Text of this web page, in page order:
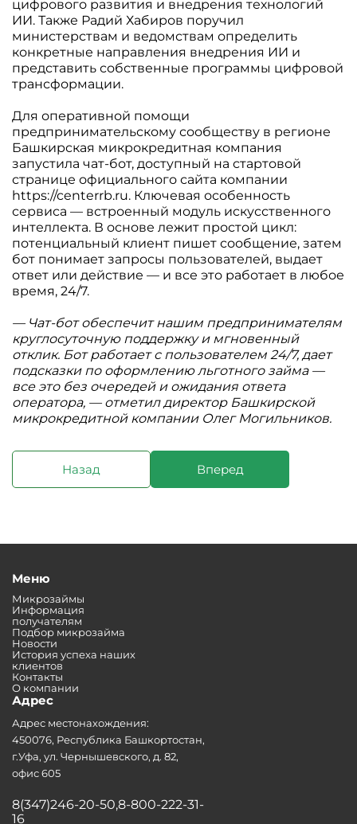
цифрового развития и внедрения технологий
ИИ. Также Радий Хабиров поручил
министерствам и ведомствам определить
конкретные направления внедрения ИИ и
представить собственные программы цифровой
трансформации.
Для оперативной помощи
предпринимательскому сообществу в регионе
Башкирская микрокредитная компания
запустила чат-бот, доступный на стартовой
странице официального сайта компании
https://centerrb.ru. Ключевая особенность
сервиса — встроенный модуль искусственного
интеллекта. В основе лежит простой цикл:
потенциальный клиент пишет сообщение, затем
бот понимает запросы пользователей, выдает
ответ или действие — и все это работает в любое
время, 24/7.
— Чат-бот обеспечит нашим предпринимателям
круглосуточную поддержку и мгновенный
отклик. Бот работает с пользователем 24/7, дает
подсказки по оформлению льготного займа —
все это без очередей и ожидания ответа
оператора, — отметил директор Башкирской
микрокредитной компании Олег Могильников.
Назад Вперед
Меню
Микрозаймы
Информация
получателям
Подбор микрозайма
Новости
История успеха наших
клиентов
Контакты
О компании
Адрес
Адрес местонахождения:
450076, Республика Башкортостан,
г.Уфа, ул. Чернышевского, д. 82,
офис 605
8(347)246-20-50,8-800-222-31-
16